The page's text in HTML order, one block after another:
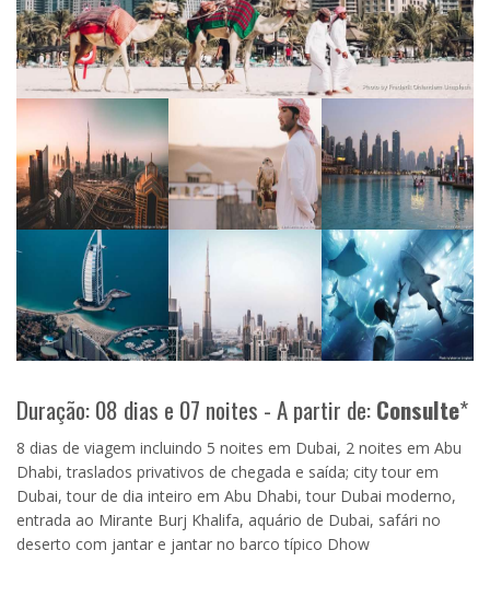
Duração: 08 dias e 07 noites - A partir de:Consulte*
8 dias de viagem incluindo 5 noites em Dubai, 2 noites em Abu
Dhabi, traslados privativos de chegada e saída; city tour em
Dubai, tour de dia inteiro em Abu Dhabi, tour Dubai moderno,
entrada ao Mirante Burj Khalifa, aquário de Dubai, safári no
deserto com jantar e jantar no barco típico Dhow